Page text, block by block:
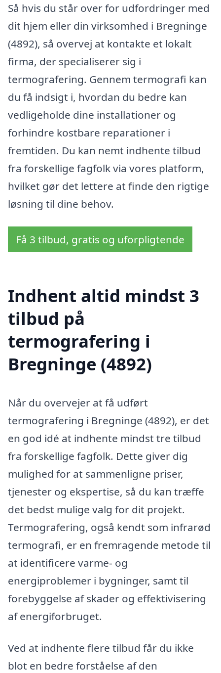
Så hvis du står over for udfordringer med
dit hjem eller din virksomhed i Bregninge
(4892), så overvej at kontakte et lokalt
firma, der specialiserer sig i
termografering. Gennem termografi kan
du få indsigt i, hvordan du bedre kan
vedligeholde dine installationer og
forhindre kostbare reparationer i
fremtiden. Du kan nemt indhente tilbud
fra forskellige fagfolk via vores platform,
hvilket gør det lettere at finde den rigtige
løsning til dine behov.
Få 3 tilbud, gratis og uforpligtende
Indhent altid mindst 3
tilbud på
termografering i
Bregninge (4892)
Når du overvejer at få udført
termografering i Bregninge (4892), er det
en god idé at indhente mindst tre tilbud
fra forskellige fagfolk. Dette giver dig
mulighed for at sammenligne priser,
tjenester og ekspertise, så du kan træffe
det bedst mulige valg for dit projekt.
Termografering, også kendt som infrarød
termografi, er en fremragende metode til
at identificere varme- og
energiproblemer i bygninger, samt til
forebyggelse af skader og effektivisering
af energiforbruget.
Ved at indhente flere tilbud får du ikke
blot en bedre forståelse af den